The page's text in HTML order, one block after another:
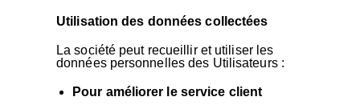
Utilisation des données collectées
La société peut recueillir et utiliser les
données personnelles des Utilisateurs :
Pour améliorer le service client